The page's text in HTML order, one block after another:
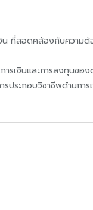
น ที่สอดคล้องกับความ
รเงินและการลงทุนขอ
ระกอบวิชาชีพด้านการ